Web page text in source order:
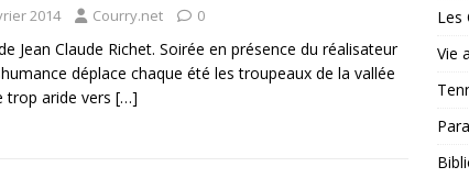
2014 Courry.net 0
Jean Claude Richet. Soirée en présence du réalisateur
déplace chaque été les troupeaux de la vallée
trop aride vers […]
Les
Vie